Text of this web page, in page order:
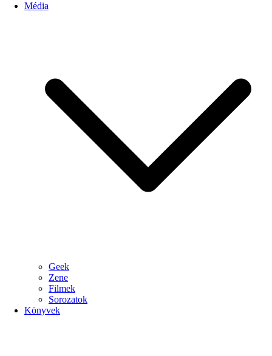
Média
Geek
Zene
Filmek
Sorozatok
Könyvek